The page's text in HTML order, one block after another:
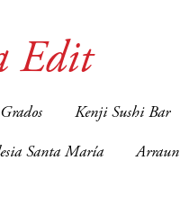
Edit
Kenji Sushi Bar
Santa María Arraun